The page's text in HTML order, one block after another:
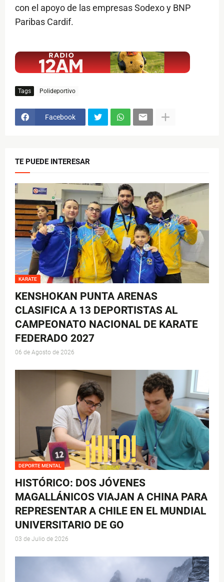
con el apoyo de las empresas Sodexo y BNP
Paribas Cardif.
Tags Polideportivo
Facebook
TE PUEDE INTERESAR
KARATE
KENSHOKAN PUNTA ARENAS
CLASIFICA A 13 DEPORTISTAS AL
CAMPEONATO NACIONAL DE KARATE
FEDERADO 2027
06 de Agosto de 2026
DEPORTE MENTAL
HISTÓRICO: DOS JÓVENES
MAGALLÁNICOS VIAJAN A CHINA PARA
REPRESENTAR A CHILE EN EL MUNDIAL
UNIVERSITARIO DE GO
03 de Julio de 2026